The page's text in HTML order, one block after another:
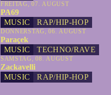
FREITAG, 07. AUGUST
PA69
MUSIC
RAP/HIP-HOP
DONNERSTAG, 06. AUGUST
Paraçek
MUSIC
TECHNO/RAVE
SAMSTAG, 08. AUGUST
Zackavelli
MUSIC
RAP/HIP-HOP